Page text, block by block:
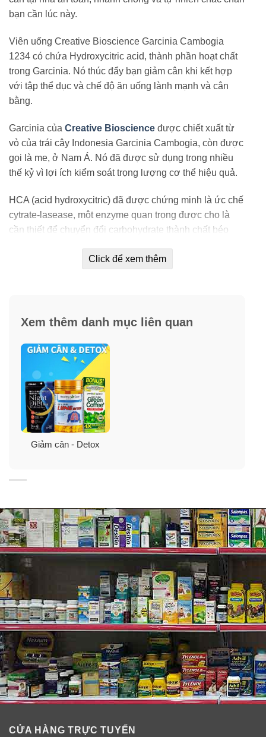
bạn cần lúc này.
Viên uống Creative Bioscience Garcinia Cambogia
1234 có chứa Hydroxycitric acid, thành phần hoạt chất
trong Garcinia. Nó thúc đẩy bạn giảm cân khi kết hợp
với tập thể dục và chế độ ăn uống lành mạnh và cân
bằng.
Garcinia của Creative Bioscience được chiết xuất từ ​​
vỏ của trái cây Indonesia Garcinia Cambogia, còn được
gọi là me, ở Nam Á. Nó đã được sử dụng trong nhiều
thế kỷ vì lợi ích kiểm soát trọng lượng cơ thể hiệu quả.
HCA (acid hydroxycitric) đã được chứng minh là ức chế
cytrate-lasease, một enzyme quan trọng được cho là
cần thiết để chuyển đổi carbohydrate thành chất béo
bắp tay, đùi…
Các hoạt động giảm cân khác của HCA bao gồm sự ức
chế sự thèm ăn và tăng nhiệt lượng (quá trình oxy hóa
chất béo). HCA cũng có thể kiểm soát cơn thèm ăn
bằng cách tăng mức độ serotonin trong não của bạn.
Mức serotonin thấp có liên quan đến chứng trầm cảm
và lo lắng. Do đó, HCA trong
có thể cải thiện tâm trạng và chất lượng giấc ngủ của
Các thành phần khác trong thuốc giảm cân
Garcinia Cambogia 1500mg có tác dụng
gì?
Các thành phần khác này giúp tăng cường hiệu quả
của Garcinia bằng cách hỗ trợ sự hấp thụ các chất giảm
mỡ thừa tích tụ lâu năm trong cơ thể người dùng. Ngoài
ra:
Canxi giúp truyền tải thần kinh, báo hiệu nội bào và bài
Click để xem thêm
Xem thêm danh mục liên quan
Giảm cân - Detox
CỬA HÀNG TRỰC TUYẾN